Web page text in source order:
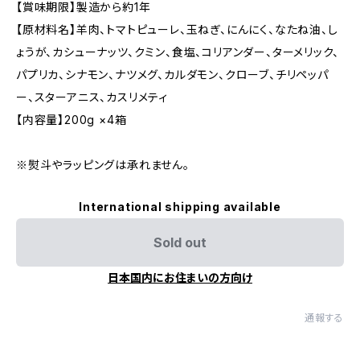
【賞味期限】製造から約1年
【原材料名】羊肉、トマトピューレ、玉ねぎ、にんにく、なたね油、し
ょうが、カシューナッツ、クミン、食塩、コリアンダー、ターメリック、
パプリカ、シナモン、ナツメグ、カルダモン、クローブ、チリペッパ
ー、スターアニス、カスリメティ
【内容量】200g ×4箱
※熨斗やラッピングは承れません。
International shipping available
Sold out
日本国内にお住まいの方向け
通報する